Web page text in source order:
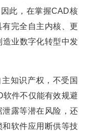
此，在掌握CAD核
完全自主内核、更
业数字化转型中发
知识产权，不受国
件不仅能有效规避
露等潜在风险，还
软件应用断供等技